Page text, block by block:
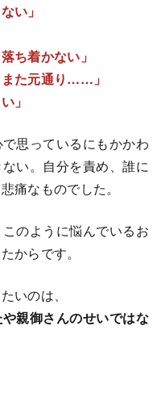
い」
ち着かない」
また元通り……」
」
思っているにもかかわ
い。自分を責め、誰に
痛なものでした。
のように悩んでいるお
からです。
いのは、
親御さんのせいではな